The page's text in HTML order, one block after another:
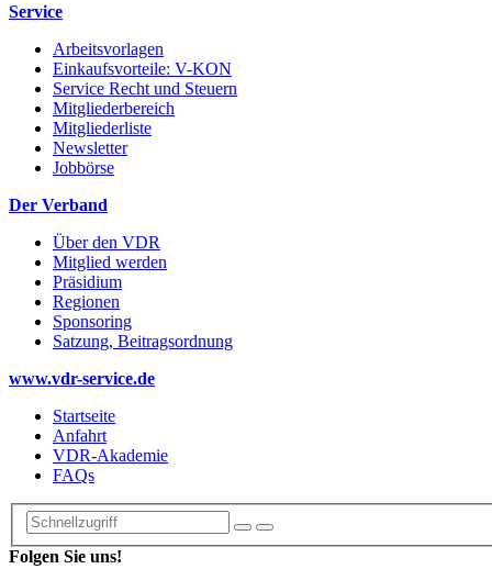
Service
Arbeitsvorlagen
Einkaufsvorteile: V-KON
Service Recht und Steuern
Mitgliederbereich
Mitgliederliste
Newsletter
Jobbörse
Der Verband
Über den VDR
Mitglied werden
Präsidium
Regionen
Sponsoring
Satzung, Beitragsordnung
www.vdr-service.de
Startseite
Anfahrt
VDR-Akademie
FAQs
Folgen Sie uns!